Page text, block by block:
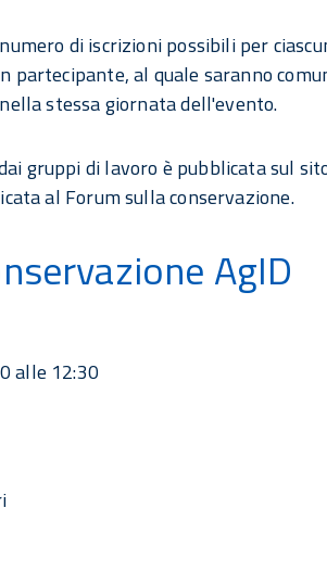
di iscrizioni possibili per
partecipante, al quale saranno
stessa giornata dell'evento.
gruppi di lavoro è pubblicata sul
al Forum sulla conservazione.
AgID
alle 12:30